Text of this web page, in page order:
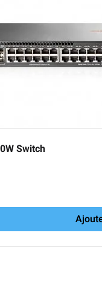
Switch